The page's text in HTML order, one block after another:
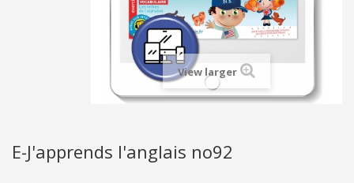
View larger
E-J'apprends l'anglais no92